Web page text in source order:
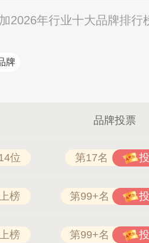
2026年行业十大品牌排行
牌
品牌投票
位 第17名
榜 第99+名
榜 第99+名